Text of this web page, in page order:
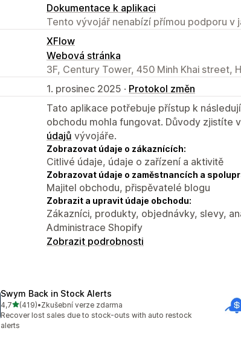
Dokumentace k aplikaci
Tento vývojář nenabízí přímou podporu v
XFlow
Webová stránka
3F, Century Tower, 450 Minh Khai street,
1. prosinec 2025 · Protokol změn
Tato aplikace potřebuje přístup k
obchodu mohla fungovat. Důvody zjistíte v
údajů vývojáře.
Zobrazovat údaje o zákaznících:
Citlivé údaje, údaje o zařízení a aktivitě
Zobrazovat údaje o zaměstnancích a
Majitel obchodu, přispěvatelé blogu
Zobrazit a upravit údaje obchodu:
Zákazníci, produkty, objednávky, slevy,
Administrace Shopify
Zobrazit podrobnosti
Swym Back in Stock Alerts
4,7z 5 hvězd
(419)
Celkový počet recenzí: 419
•Zkušební verze zdarma
Recover lost sales due to stock-outs with auto restock
alerts